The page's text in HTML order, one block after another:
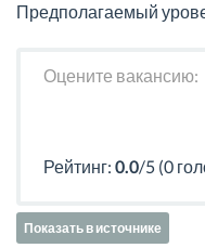
Предполагаемый
Оцените вакансию:
Рейтинг: 0.0/5 (0
Показать в источнике